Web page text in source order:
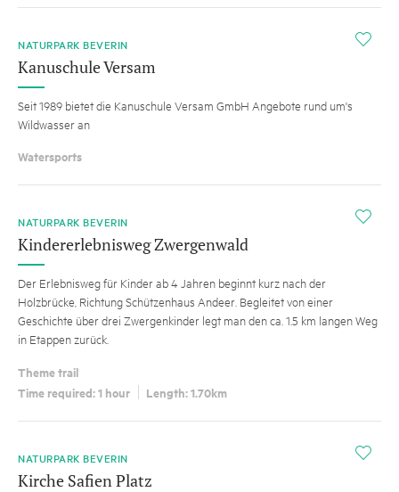
i
NATURPARK BEVERIN
Kanuschule Versam
Seit 1989 bietet die Kanuschule Versam GmbH Angebote rund um's
Wildwasser an
Watersports
i
NATURPARK BEVERIN
Kindererlebnisweg Zwergenwald
Der Erlebnisweg für Kinder ab 4 Jahren beginnt kurz nach der
Holzbrücke, Richtung Schützenhaus Andeer. Begleitet von einer
Geschichte über drei Zwergenkinder legt man den ca. 1.5 km langen Weg
in Etappen zurück.
Theme trail
Time required: 1 hour
Length: 1.70km
i
NATURPARK BEVERIN
Kirche Safien Platz